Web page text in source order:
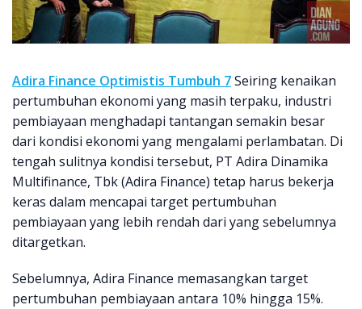
Adira Finance Optimistis Tumbuh 7Seiring kenaikan
pertumbuhan ekonomi yang masih terpaku, industri
pembiayaan menghadapi tantangan semakin besar
dari kondisi ekonomi yang mengalami perlambatan. Di
tengah sulitnya kondisi tersebut, PT Adira Dinamika
Multifinance, Tbk (Adira Finance) tetap harus bekerja
keras dalam mencapai target pertumbuhan
pembiayaan yang lebih rendah dari yang sebelumnya
ditargetkan.
Sebelumnya, Adira Finance memasangkan target
pertumbuhan pembiayaan antara 10% hingga 15%.